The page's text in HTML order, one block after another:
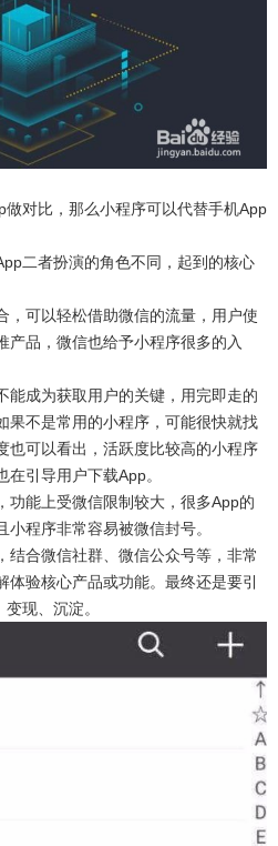
对比，那么小程序可以代替手机App
二者扮演的角色不同，起到的核心
，可以轻松借助微信的流量，用户使
产品，微信也给予小程序很多的入
能成为获取用户的关键，用完即走的
果不是常用的小程序，可能很快就找
也可以看出，活跃度比较高的小程序
引导用户下载App。
功能上受微信限制较大，很多App的
程序非常容易被微信封号。
结合微信社群、微信公众号等，非常
验核心产品或功能。最终还是要引
现、沉淀。